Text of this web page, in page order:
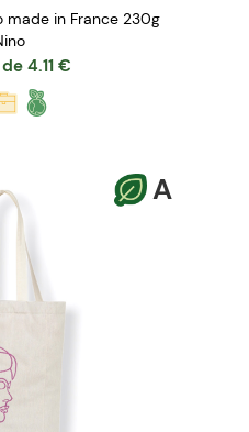
made in France 230g
4.11 €
A